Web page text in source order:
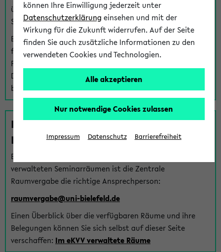
über denFragen-Link bei jeder Veranstaltung. Der BIS
Support kann hier meist keine direkte Hilfe leisten.
Bei Veranstaltungen mit eKVV Teilnahmemanagement
finden Sie eine Auskunft über die Personen, die Ihre
Platzzuteilung im eKVV eingetragen haben, auf der
Detailseite zum Teilnahmemanagement der
betreffenden Veranstaltung.
Fragen zu im eKVV verwalteten
Räumen
Bei Fragen zur Vergabe von Hörsälen und vom eKVV
verwalteten Seminarräumen ist die Zentrale
Raumvergabe die richtige Ansprechperson:
raumvergabe@uni-bielefeld.de
Einen Überblick über die verfügbaren Räume und ihre
Belegungen können Sie sich selbst auf dieser Seite
verschaffen: Im eKVV verwaltete Räume
können Ihre Einwilligung jederzeit unter
Datenschutzerklärung einsehen und mit der
Wirkung für die Zukunft widerrufen. Auf der Seite
finden Sie auch zusätzliche Informationen zu den
verwendeten Cookies und Technologien.
Alle akzeptieren
Nur notwendige Cookies zulassen
Impressum Datenschutz Barrierefreiheit